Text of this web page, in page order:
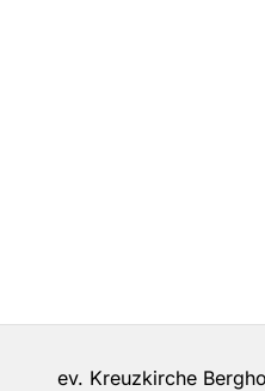
ev. Kreuzkirche